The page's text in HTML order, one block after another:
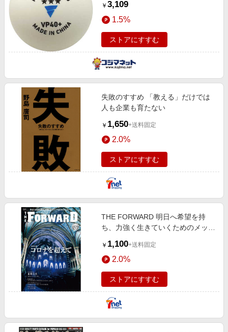
￥ 3,109
1.5%
ストアにすすむ
失敗のすすめ 「教える」だけでは
人も企業も育たない
￥ 1,650+送料固定
2.0%
ストアにすすむ
THE FORWARD 明日へ希望を持
ち、力強く生きていくためのメッセ
￥ 1,100+送料固定
2.0%
ストアにすすむ